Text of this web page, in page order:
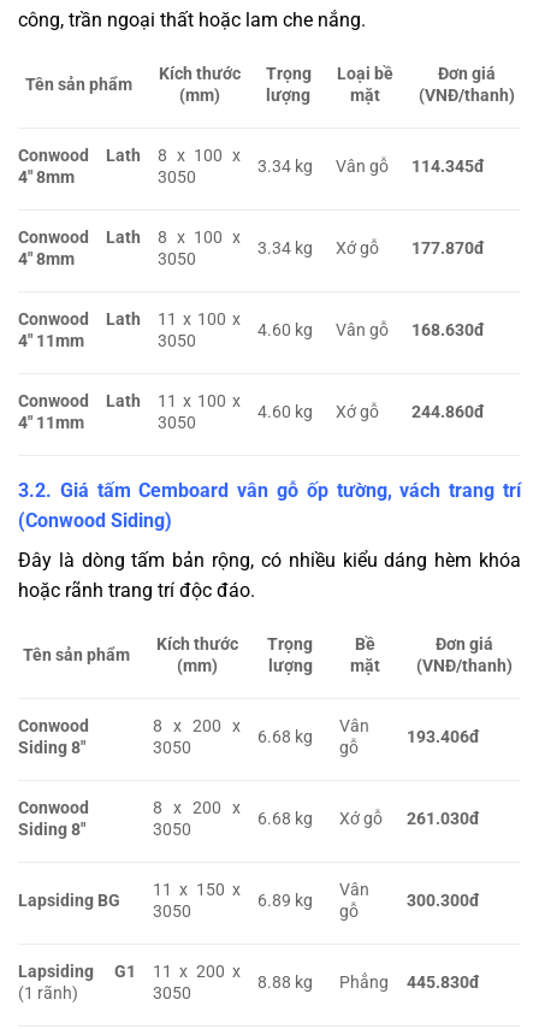
công, trần ngoại thất hoặc lam che nắng.
Tên sản phẩm
Kích thước
(mm)
Trọng
lượng
Loại bề
mặt
Đơn giá
(VNĐ/thanh)
Conwood Lath
4″ 8mm
8 x 100 x
3050
3.34 kg Vân gỗ 114.345đ
Conwood Lath
4″ 8mm
8 x 100 x
3050
3.34 kg Xớ gỗ 177.870đ
Conwood Lath
4″ 11mm
11 x 100 x
3050
4.60 kg Vân gỗ 168.630đ
Conwood Lath
4″ 11mm
11 x 100 x
3050
4.60 kg Xớ gỗ 244.860đ
3.2. Giá tấm Cemboard vân gỗ ốp tường, vách trang trí
(Conwood Siding)
Đây là dòng tấm bản rộng, có nhiều kiểu dáng hèm khóa
hoặc rãnh trang trí độc đáo.
Tên sản phẩm
Kích thước
(mm)
Trọng
lượng
Bề
mặt
Đơn giá
(VNĐ/thanh)
Conwood
Siding 8″
8 x 200 x
3050
6.68 kg
Vân
gỗ
193.406đ
Conwood
Siding 8″
8 x 200 x
3050
6.68 kg Xớ gỗ 261.030đ
Lapsiding BG
11 x 150 x
3050
6.89 kg
Vân
gỗ
300.300đ
Lapsiding G1
(1 rãnh)
11 x 200 x
3050
8.88 kg Phẳng 445.830đ